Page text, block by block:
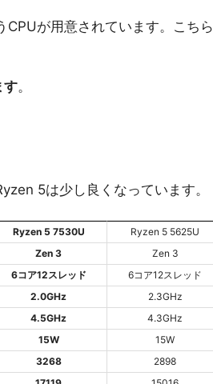
が用意されています。こちら
す。
5は少し良くなっています。
Ryzen 5 7530U
Ryzen 5 5625U
Zen 3
Zen 3
6コア12スレッド
6コア12スレッド
2.0GHz
2.3GHz
4.5GHz
4.3GHz
15W
15W
3268
2898